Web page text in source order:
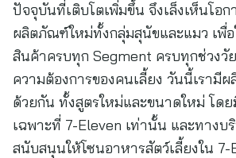
ปัจจุบันที่เติบโตเพิ่มขึ้น จึงเล็งเห็นโอ
ผลิตภัณฑ์ใหม่ทั้งกลุ่มสุนัขและแมว เพื่อ
สินค้าครบทุก Segment ครบทุกช่วงวั
ความต้องการของคนเลี้ยง วันนี้เรามี
ด้วยกัน ทั้งสูตรใหม่และขนาดใหม่ โด
เฉพาะที่ 7-Eleven เท่านั้น และทาง
สนับสนุนให้โซนอาหารสัตว์เลี้ยงใน 7-